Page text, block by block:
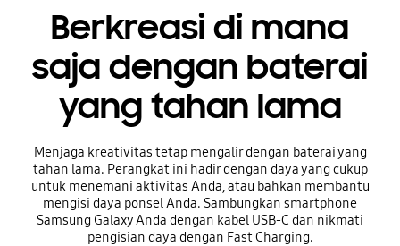
Berkreasi di mana
saja dengan baterai
yang tahan lama
Menjaga kreativitas tetap mengalir dengan baterai yang
tahan lama. Perangkat ini hadir dengan daya yang cukup
untuk menemani aktivitas Anda, atau bahkan membantu
mengisi daya ponsel Anda. Sambungkan smartphone
Samsung Galaxy Anda dengan kabel USB-C dan nikmati
pengisian daya dengan Fast Charging.